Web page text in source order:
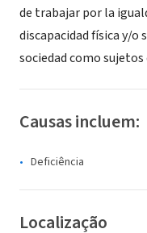
de trabajar por la
discapacidad física y/o
sociedad como sujetos
Causas incluem:
Deficiência
Localização